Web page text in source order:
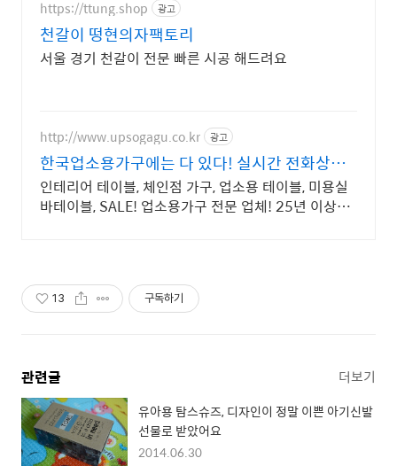
https://ttung.shop 광고
천갈이 떵현의자팩토리
서울 경기 천갈이 전문 빠른 시공 해드려요
http://www.upsogagu.co.kr 광고
한국업소용가구에는 다 있다! 실시간 전화상담
가능
인테리어 테이블, 체인점 가구, 업소용 테이블, 미용실
바테이블, SALE! 업소용가구 전문 업체! 25년 이상의
13 구독하기
관련글 더보기
유아용 탐스슈즈, 디자인이 정말 이쁜 아기신발
선물로 받았어요
2014.06.30